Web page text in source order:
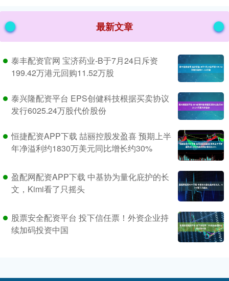
最新文章
泰丰配资官网 宝济药业-B于7月24日斥资
199.42万港元回购11.52万股
泰兴隆配资平台 EPS创健科技根据买卖协议
发行6025.24万股代价股份
恒捷配资APP下载 喆丽控股发盈喜 预期上半
年净溢利约1830万美元同比增长约30%
盈配网配资APP下载 中基协为量化庇护的长
文，Kimi看了只摇头
股票安全配资平台 投下信任票！外资企业持
续加码投资中国